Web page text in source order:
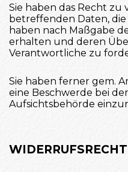
Sie haben das Recht zu
betreffenden Daten,
haben nach Maßgabe
erhalten und deren
Verantwortliche zu
Sie haben ferner gem.
eine Beschwerde bei
Aufsichtsbehörde
WIDERRUFSRECHT